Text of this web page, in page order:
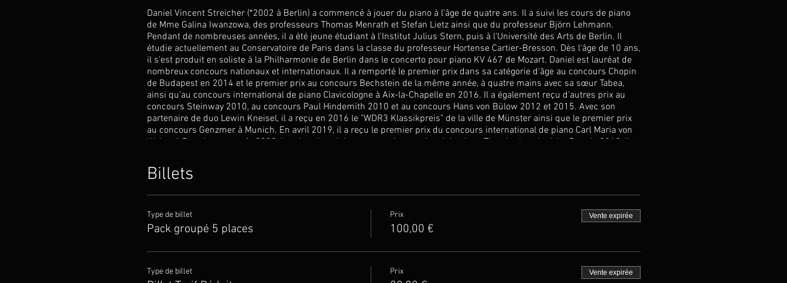
Daniel Vincent Streicher (*2002 à Berlin) a commencé à jouer du piano à l'âge de quatre ans. Il a suivi les cours de piano
de Mme Galina Iwanzowa, des professeurs Thomas Menrath et Stefan Lietz ainsi que du professeur Björn Lehmann.
Pendant de nombreuses années, il a été jeune étudiant à l'Institut Julius Stern, puis à l'Université des Arts de Berlin. Il
étudie actuellement au Conservatoire de Paris dans la classe du professeur Hortense Cartier-Bresson. Dès l'âge de 10 ans,
il s'est produit en soliste à la Philharmonie de Berlin dans le concerto pour piano KV 467 de Mozart. Daniel est lauréat de
nombreux concours nationaux et internationaux. Il a remporté le premier prix dans sa catégorie d'âge au concours Chopin
de Budapest en 2014 et le premier prix au concours Bechstein de la même année, à quatre mains avec sa sœur Tabea,
ainsi qu'au concours international de piano Clavicologne à Aix-la-Chapelle en 2016. Il a également reçu d'autres prix au
concours Steinway 2010, au concours Paul Hindemith 2010 et au concours Hans von Bülow 2012 et 2015. Avec son
partenaire de duo Lewin Kneisel, il a reçu en 2016 le "WDR3 Klassikpreis" de la ville de Münster ainsi que le premier prix
au concours Genzmer à Munich. En avril 2019, il a reçu le premier prix du concours international de piano Carl Maria von
Weber à Dresde et en août 2020, le prix culturel du concours international de piano Theodor Leschetizky. Depuis 2010, il a
au concours fédéral en 2017 et 2018 lui ont permis d'obtenir des bourses de la « Deutsche Stiftung Musikleben » et de la
« Jürgen-Ponto-Stiftung ». Daniel a donné des concerts dans les principales salles de concert de Berlin, comme la
», le « Schleswig-Holstein Musikfestival » ou le « Mozartfest de Schwetzingen » où il a interprété le 2e concerto pour piano
de Ludwig van Beethoven avec l'Orchestre philharmonique de Heidelberg. En janvier 2022, il s'est produit avec le Jeune
Orchestre de l'Université Libre de Berlin sous la direction d'Antoine Rebstein dans la Grande Salle d'Émission de la RBB et
mai de ses débuts au Konzerthaus de Berlin. Depuis février, il est, avec sa sœur Tabea, boursier de l'association "Yehudi
Billets
Type de billet
Pack groupé 5 places
Prix
100,00 €
Vente expirée
Type de billet Prix Vente expirée